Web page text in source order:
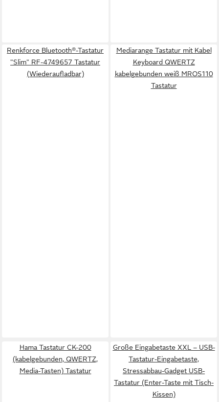
Renkforce Bluetooth®-Tastatur
"Slim" RF-4749657 Tastatur
(Wiederaufladbar)
Mediarange Tastatur mit Kabel
Keyboard QWERTZ
kabelgebunden weiß MROS110
Tastatur
Hama Tastatur CK-200
(kabelgebunden, QWERTZ,
Media-Tasten) Tastatur
Große Eingabetaste XXL – USB-
Tastatur-Eingabetaste,
Stressabbau-Gadget USB-
Tastatur (Enter-Taste mit Tisch-
Kissen)